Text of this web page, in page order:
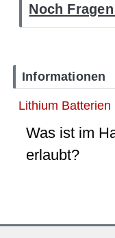
Noch
Informationen
Lithium Batterien
Was ist im
erlaubt?